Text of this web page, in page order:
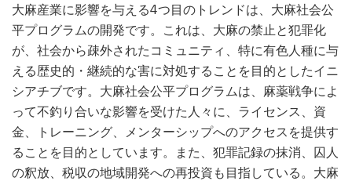
大麻産業に影響を与える4つ目のトレンドは、大麻社会公
平プログラムの開発です。これは、大麻の禁止と犯罪化
が、社会から疎外されたコミュニティ、特に有色人種に与
える歴史的・継続的な害に対処することを目的としたイニ
シアチブです。大麻社会公平プログラムは、麻薬戦争によ
って不釣り合いな影響を受けた人々に、ライセンス、資
金、トレーニング、メンターシップへのアクセスを提供す
ることを目的としています。また、犯罪記録の抹消、囚人
の釈放、税収の地域開発への再投資も目指している。大麻